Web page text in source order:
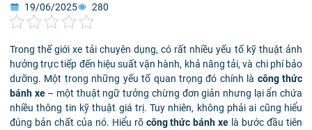
19/06/2025 280
Trong thế giới xe tải chuyên dụng, có rất nhiều yếu tố kỹ thuật ảnh
hưởng trực tiếp đến hiệu suất vận hành, khả năng tải, và chi phí bảo
dưỡng. Một trong những yếu tố quan trọng đó chính là công thức
bánh xe– một thuật ngữ tưởng chừng đơn giản nhưng lại ẩn chứa
nhiều thông tin kỹ thuật giá trị. Tuy nhiên, không phải ai cũng hiểu
đúng bản chất của nó. Hiểu rõ công thức bánh xe là bước đầu tiên